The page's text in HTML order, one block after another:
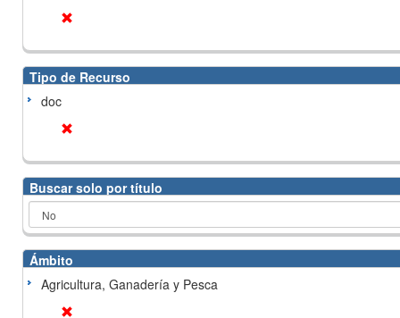
Tipo de Recurso
doc
Buscar solo por título
Ámbito
Agricultura, Ganadería y Pesca